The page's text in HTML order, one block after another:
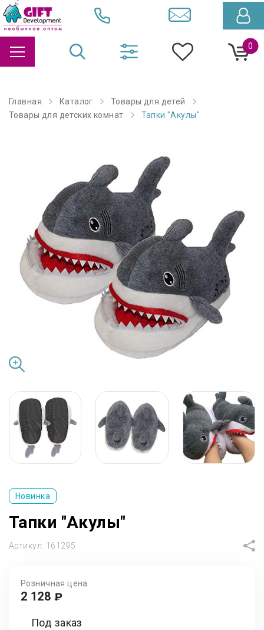
0
Главная Каталог
Товары для детей
Товары для детских комнат
Тапки "Акулы"
Новинка
Тапки "Акулы"
Артикул: 161295
Розничная цена
2 128 ₽
Под заказ